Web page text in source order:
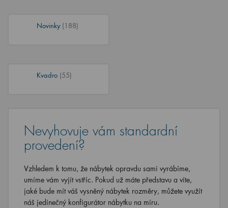
Novinky (188)
Kvadro (55)
Nevyhovuje vám standardní
provedení?
Vzhledem k tomu, že nábytek opravdu sami vyrábíme,
umíme vám vyjít vstříc. Pokud už máte představu a víte,
jaké bude mít váš vysněný nábytek rozměry, můžete využít
náš jedinečný konfigurátor nábytku na míru.